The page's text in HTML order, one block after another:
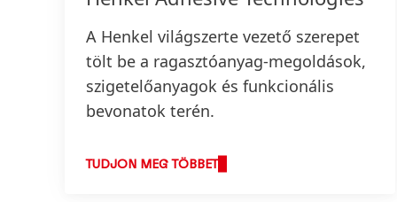
A Henkel világszerte vezető szerepet
tölt be a ragasztóanyag-megoldások,
szigetelőanyagok és funkcionális
bevonatok terén.
TUDJON MEG TÖBBET